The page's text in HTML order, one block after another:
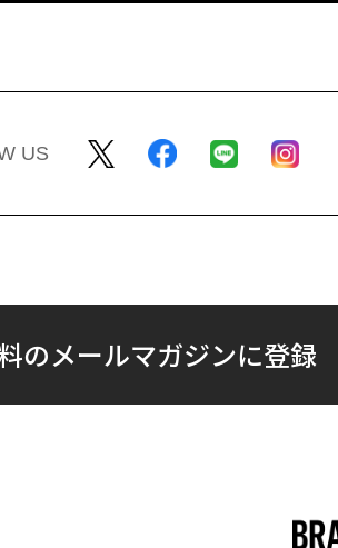
US
のメールマガジンに登録